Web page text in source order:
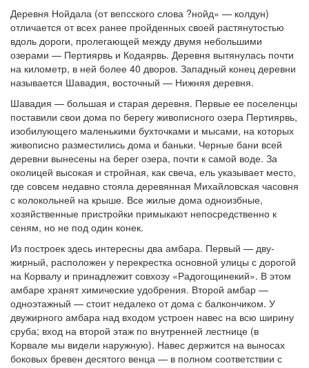
Деревня Нойдала (от вепсского слова ?нойд» — колдун)
отличается от всех ранее пройденных своей растянутостью
вдоль дороги, пролегающей между двумя небольшими
озерами — Пертиярвь и Кодаярвь. Деревня вытянулась почти
на километр, в ней более 40 дворов. Западный конец деревни
называется Шавадия, восточный — Нижняя деревня.
Шавадия — большая и старая деревня. Первые ее поселенцы
поставили свои дома по берегу живописного озера Пертиярвь,
изобилующего маленькими бухточками и мысами, на которых
живописно разместились дома и баньки. Черные бани всей
деревни вынесены на берег озера, почти к самой воде. За
околицей высокая и стройная, как свеча, ель указывает место,
где совсем недавно стояла деревянная Михайловская часовня
с колокольней на крыше. Все жилые дома одноизбные,
хозяйственные пристройки примыкают непосредственно к
сеням, но не под один конек.
Из построек здесь интересны два амбара. Первый — дву-
жирный, расположен у перекрестка основной улицы с дорогой
на Корвалу и принадлежит совхозу «Радогощинекий». В этом
амбаре хранят химические удобрения. Второй амбар —
одноэтажный — стоит недалеко от дома с балкончиком. У
двужирного амбара над входом устроен навес на всю ширину
сруба; вход на второй этаж по внутренней лестнице (в
Корвале мы видели наружную). Навес держится на выносах
боковых бревен десятого венца — в полном соответствии с